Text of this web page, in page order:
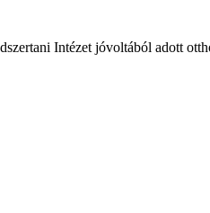
Intézet jóvoltából adott